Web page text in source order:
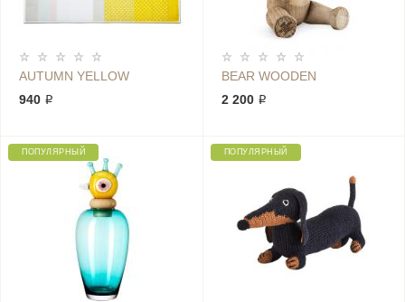
AUTUMN YELLOW
940 ₽
BEAR WOODEN
2 200 ₽
ПОПУЛЯРНЫЙ ПОПУЛЯРНЫЙ